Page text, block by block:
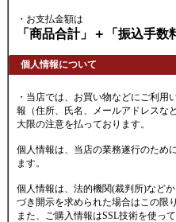
・お支払金額は
「商品合計」＋「振込手数
個人情報について
・当店では、お買い物などにご利用
報（住所、氏名、メールアドレスな
大限の注意を払っております。
個人情報は、当店の業務遂行のため
ます。
個人情報は、法的機関(裁判所)など
づき開示を求められた場合はこの限
また、ご購入情報はSSL技術を使っ